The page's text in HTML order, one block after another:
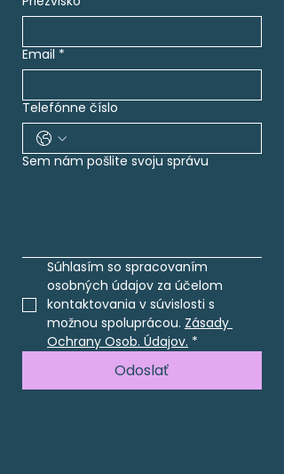
Email *
Telefónne číslo
Sem nám pošlite svoju správu
Súhlasím so spracovaním
osobných údajov za účelom
kontaktovania v súvislosti s
možnou spoluprácou. Zásady
Ochrany Osob. Údajov. *
Odoslať